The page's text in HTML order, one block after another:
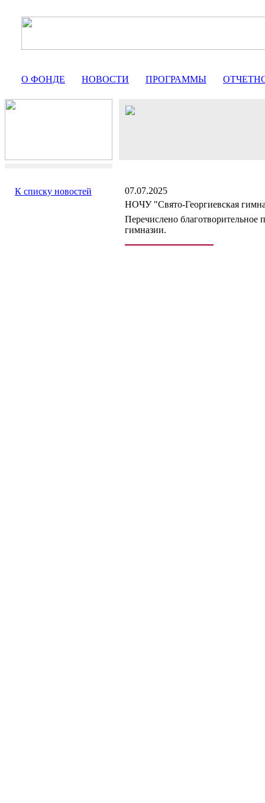
О ФОНДЕ НОВОСТИ ПРОГРАММЫ
К списку новостей
07.07.2025
НОЧУ "Свято-Георгиевская
Перечислено благотворительное
гимназии.